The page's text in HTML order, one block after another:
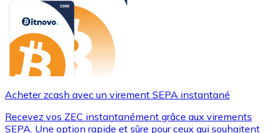
Acheter zcash avec un virement SEPA instantané
Recevez vos ZEC instantanément grâce aux virements
SEPA. Une option rapide et sûre pour ceux qui souhaitent